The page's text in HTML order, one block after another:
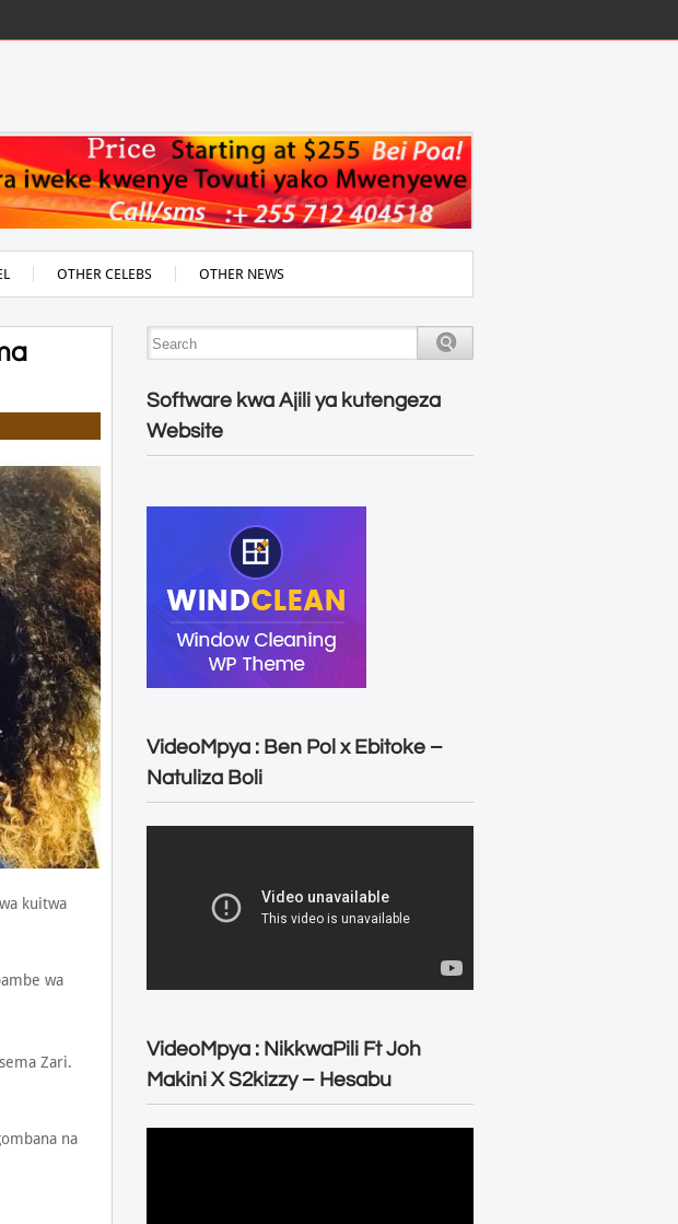
OTHER CELEBS OTHER NEWS
kuitwa
wa
Zari.
na
Software kwa Ajili ya kutengeza
Website
VideoMpya : Ben Pol x Ebitoke –
Natuliza Boli
VideoMpya : NikkwaPili Ft Joh
Makini X S2kizzy – Hesabu